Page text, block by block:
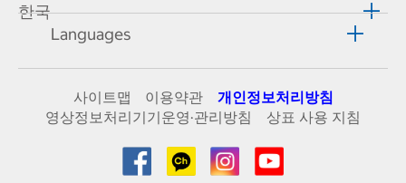
한국
Languages
사이트맵 이용약관
개인정보처리방침
영상정보처리기기운영·관리방침
상표 사용 지침